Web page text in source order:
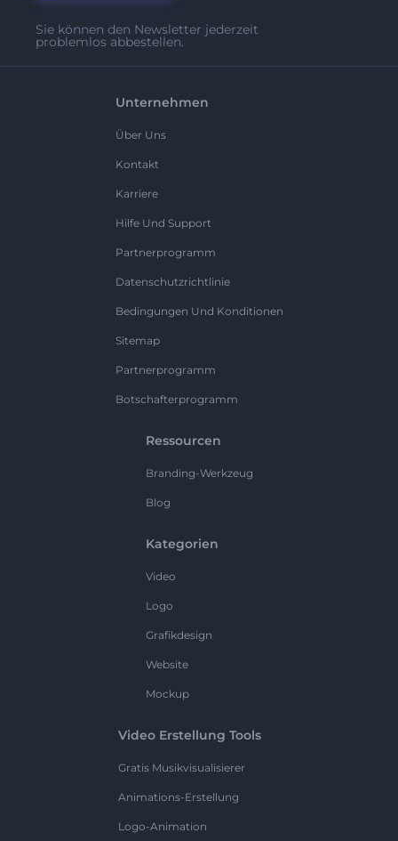
Sie können den Newsletter jederzeit
problemlos abbestellen.
Unternehmen
Über Uns
Kontakt
Karriere
Hilfe Und Support
Partnerprogramm
Datenschutzrichtlinie
Bedingungen Und Konditionen
Sitemap
Partnerprogramm
Botschafterprogramm
Ressourcen
Branding-Werkzeug
Blog
Kategorien
Video
Logo
Grafikdesign
Website
Mockup
Video Erstellung Tools
Gratis Musikvisualisierer
Animations-Erstellung
Logo-Animation